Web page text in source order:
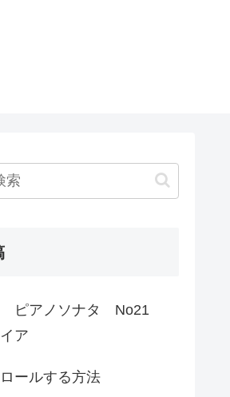
ピアノソナタ No21
ア
ールする方法